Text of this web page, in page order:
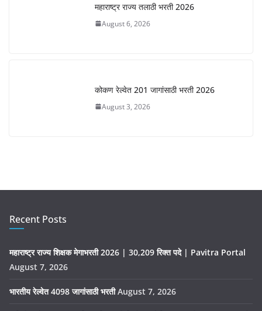
महाराष्ट्र राज्य तलाठी भरती 2026
August 6, 2026
कोकण रेल्वेत 201 जागांसाठी भरती 2026
August 3, 2026
Recent Posts
महाराष्ट्र राज्य शिक्षक मेगाभरती 2026 | 30,209 रिक्त पदे | Pavitra Portal
August 7, 2026
भारतीय रेल्वेत 4098 जागांसाठी भरती August 7, 2026